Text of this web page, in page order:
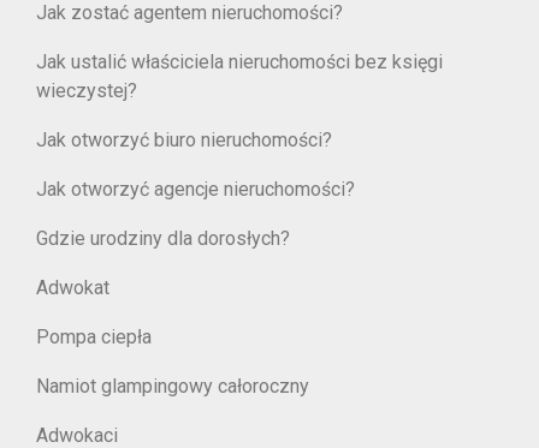
Jak zostać agentem nieruchomości?
Jak ustalić właściciela nieruchomości bez księgi
wieczystej?
Jak otworzyć biuro nieruchomości?
Jak otworzyć agencje nieruchomości?
Gdzie urodziny dla dorosłych?
Adwokat
Pompa ciepła
Namiot glampingowy całoroczny
Adwokaci